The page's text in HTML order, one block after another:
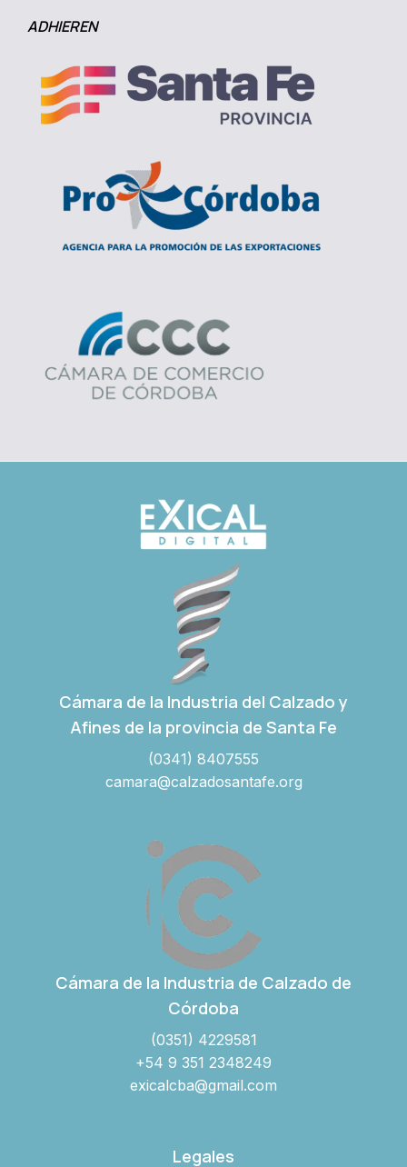
ADHIEREN
Cámara de la Industria del Calzado y
Afines de la provincia de Santa Fe
(0341) 8407555
camara@calzadosantafe.org
Cámara de la Industria de Calzado de
Córdoba
(0351) 4229581
+54 9 351 2348249
exicalcba@gmail.com
Legales